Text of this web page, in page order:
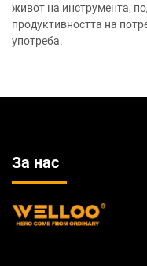
живот на инструмента,
продуктивността на
употреба.
За нас